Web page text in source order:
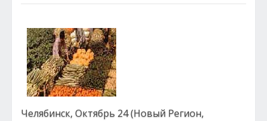
Челябинск, Октябрь 24 (Новый Регион,